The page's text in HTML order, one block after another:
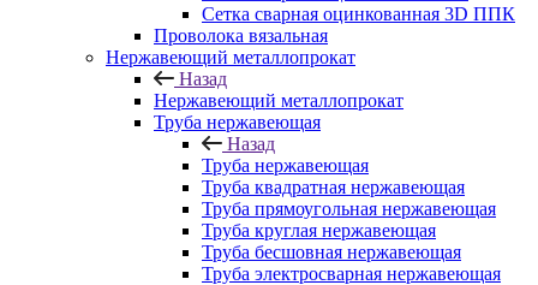
Сетка сварная оцинкованная 3D ППК
Проволока вязальная
Нержавеющий металлопрокат
Назад
Нержавеющий металлопрокат
Труба нержавеющая
Назад
Труба нержавеющая
Труба квадратная нержавеющая
Труба прямоугольная нержавеющая
Труба круглая нержавеющая
Труба бесшовная нержавеющая
Труба электросварная нержавеющая